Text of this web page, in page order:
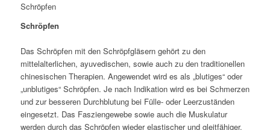
Schröpfen
Schröpfen
Das Schröpfen mit den Schröpfgläsern gehört zu den
mittelalterlichen, ayuvedischen, sowie auch zu den traditionellen
chinesischen Therapien. Angewendet wird es als „blutiges“ oder
„unblutiges“ Schröpfen. Je nach Indikation wird es bei Schmerzen
und zur besseren Durchblutung bei Fülle- oder Leerzuständen
eingesetzt. Das Fasziengewebe sowie auch die Muskulatur
werden durch das Schröpfen wieder elastischer und gleitfähiger.